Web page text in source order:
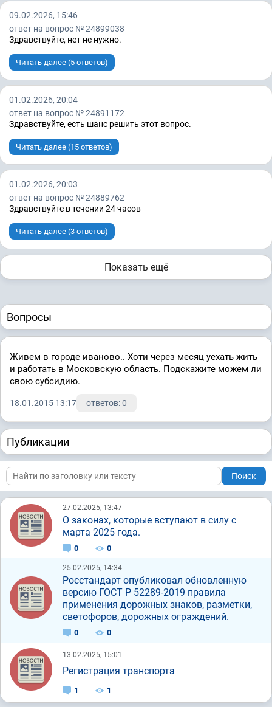
09.02.2026, 15:46
ответ на вопрос № 24899038
Здравствуйте, нет не нужно.
Читать далее (5 ответов)
01.02.2026, 20:04
ответ на вопрос № 24891172
Здравствуйте, есть шанс решить этот вопрос.
Читать далее (15 ответов)
01.02.2026, 20:03
ответ на вопрос № 24889762
Здравствуйте в течении 24 часов
Читать далее (3 ответов)
Показать ещё
Вопросы
Живем в городе иваново.. Хоти через месяц уехать жить
и работать в Московскую область. Подскажите можем ли
свою субсидию.
18.01.2015 13:17 ответов: 0
Публикации
Поиск
27.02.2025, 13:47
О законах, которые вступают в силу с
марта 2025 года.
0 0
25.02.2025, 14:34
Росстандарт опубликовал обновленную
версию ГОСТ Р 52289-2019 правила
применения дорожных знаков, разметки,
светофоров, дорожных ограждений.
0 0
13.02.2025, 15:01
Регистрация транспорта
1 1